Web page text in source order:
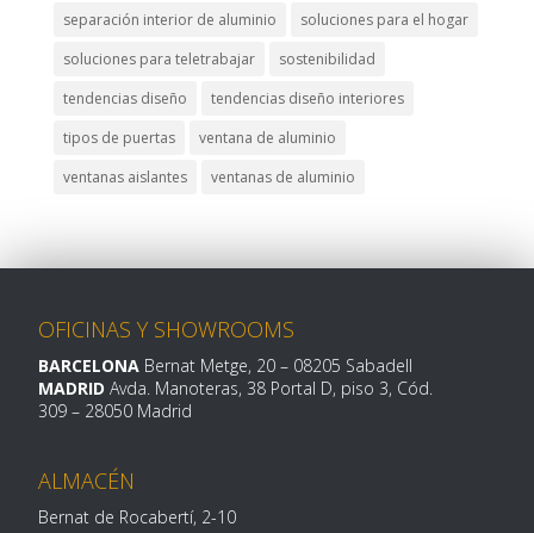
separación interior de aluminio
soluciones para el hogar
soluciones para teletrabajar
sostenibilidad
tendencias diseño
tendencias diseño interiores
tipos de puertas
ventana de aluminio
ventanas aislantes
ventanas de aluminio
OFICINAS Y SHOWROOMS
BARCELONA Bernat Metge, 20– 08205 Sabadell
MADRID Avda. Manoteras, 38 Portal D, piso 3, Cód.
309 – 28050 Madrid
ALMACÉN
Bernat de Rocabertí, 2-10